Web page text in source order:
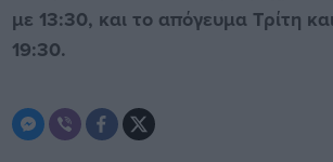
με 13:30, και το απόγευμα Τρίτη
19:30.